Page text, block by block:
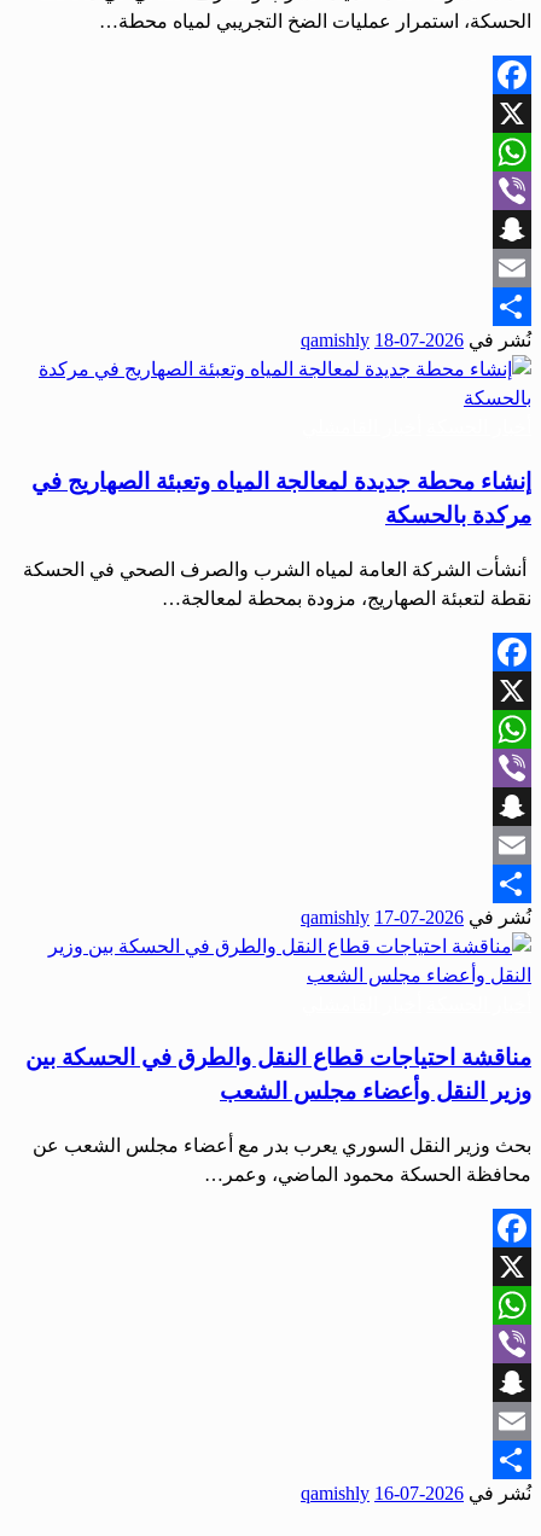
الحسكة، استمرار عمليات الضخ التجريبي لمياه محطة…
Facebook
X
WhatsApp
Viber
Snapchat
Email
Share
نُشر في 2026-07-18
qamishly
إنشاء محطة جديدة لمعالجة المياه وتعبئة الصهاريج في
مركدة بالحسكة
‏ أنشأت الشركة العامة لمياه الشرب والصرف الصحي في الحسكة
نقطة لتعبئة ‏الصهاريج، مزودة بمحطة لمعالجة…
Facebook
X
WhatsApp
Viber
Snapchat
Email
Share
نُشر في 2026-07-17
qamishly
مناقشة احتياجات قطاع النقل والطرق في الحسكة بين
وزير النقل وأعضاء مجلس الشعب
بحث وزير النقل السوري يعرب بدر مع أعضاء مجلس الشعب عن
محافظة الحسكة محمود الماضي، وعمر…
Facebook
X
WhatsApp
Viber
Snapchat
Email
Share
نُشر في 2026-07-16
qamishly